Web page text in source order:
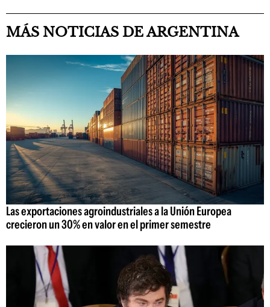
MÁS NOTICIAS DE ARGENTINA
Las exportaciones agroindustriales a la Unión Europea
crecieron un 30% en valor en el primer semestre